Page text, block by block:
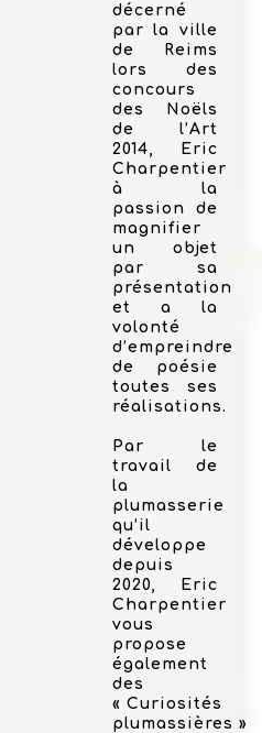
décerné
par la ville
de Reims
lors des
concours
des Noëls
de l’Art
2014, Eric
Charpentier
à la
passion de
magnifier
un objet
par sa
présentation
et a la
volonté
d’empreindre
de poésie
toutes ses
réalisations.
Par le
travail de
la
plumasserie
qu’il
développe
depuis
2020, Eric
Charpentier
vous
propose
également
des
« Curiosités
plumassières »